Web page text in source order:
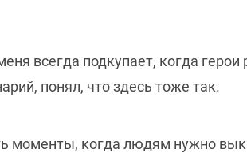
всегда подкупает, когда герои
понял, что здесь тоже так.
моменты, когда людям нужно